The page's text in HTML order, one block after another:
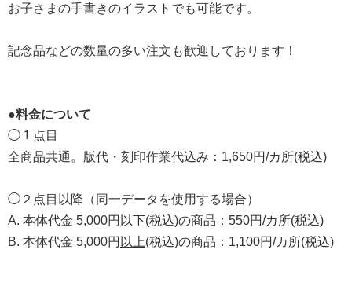
お子さまの手書きのイラストでも可能です。
記念品などの数量の多い注文も歓迎しております！
●料金について
◯１点目
全商品共通。版代・刻印作業代込み：1,650円/カ所(税込)
◯２点目以降（同一データを使用する場合）
A. 本体代金 5,000円 以下(税込)の商品：550円/カ所(税込)
B. 本体代金 5,000円 以上(税込)の商品：1,100円/カ所(税込)